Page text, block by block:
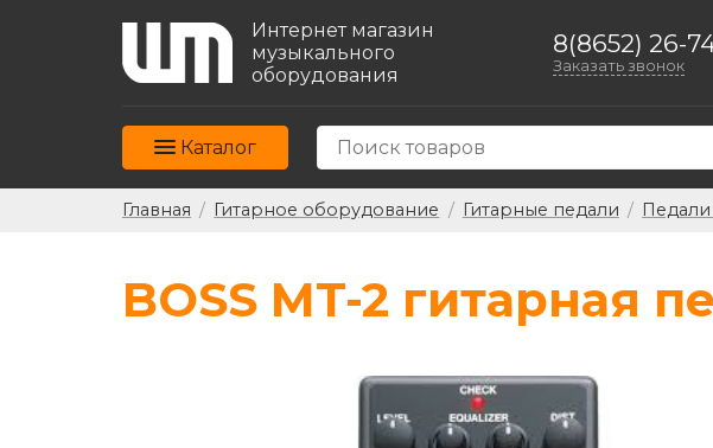
Интернет магазин
музыкального
оборудования
8(8652) 26-
Заказать звонок
Каталог
Главная / Гитарное оборудование / Гитарные педали / Педали
BOSS MT-2 гитарная